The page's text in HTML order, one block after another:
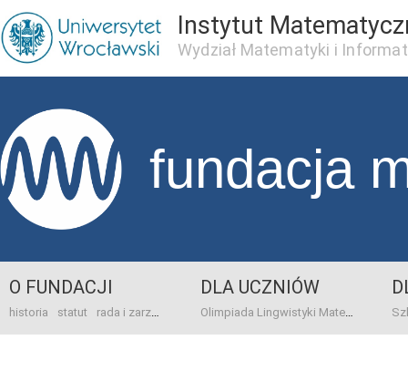
Instytut
Wydział Matematyki i
fundacja
O FUNDACJI
historia statut rada i zarząd dane bankowo-adresowe kontakt
DLA UCZNIÓW
Olimpiada Lingwistyki Matematycznej